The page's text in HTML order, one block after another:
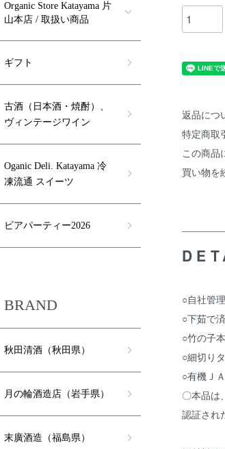
返品につ
特定商取
この商品
買い物を
○自社管
○下茹で
○竹の子
○細切りタ
○有機Ｊ
〇本品は
認証され
Organic Store Katayama 片
山本店 / 取扱い商品
ギフト
古酒（日本酒・焼酎）、
ヴィンテージワイン
Oganic Deli. Katayama 冷
凍流通 スイーツ
ビアパーティー2026
BRAND
秋田清酒（秋田県）
月の輪酒造店（岩手県）
末廣酒造（福島県）